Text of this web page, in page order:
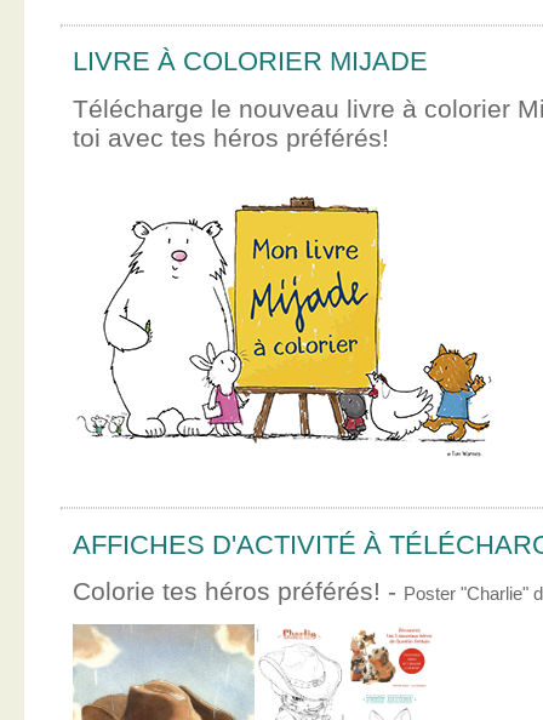
LIVRE À COLORIER MIJADE
Télécharge le nouveau livre à colorier
toi avec tes héros préférés!
AFFICHES D'ACTIVITÉ À
Colorie tes héros préférés! - Poster "Charlie"